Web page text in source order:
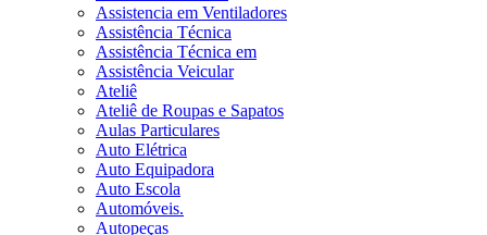
Assistencia em Ventiladores
Assistência Técnica
Assistência Técnica em
Assistência Veicular
Ateliê
Ateliê de Roupas e Sapatos
Aulas Particulares
Auto Elétrica
Auto Equipadora
Auto Escola
Automóveis.
Autopeças